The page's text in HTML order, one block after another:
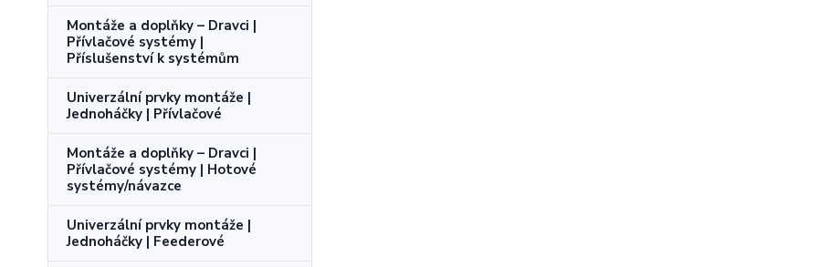
Montáže a doplňky – Dravci |
Přívlačové systémy |
Příslušenství k systémům
Univerzální prvky montáže |
Jednoháčky | Přívlačové
Montáže a doplňky – Dravci |
Přívlačové systémy | Hotové
systémy/návazce
Univerzální prvky montáže |
Jednoháčky | Feederové